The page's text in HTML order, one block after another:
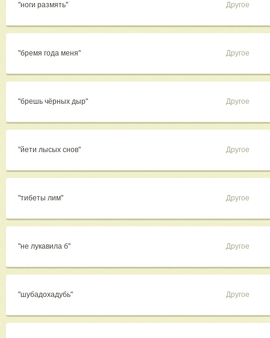
"ноги размять" Другое
"бремя года меня" Другое
"брешь чёрных дыр" Другое
"йети лысых снов" Другое
"тибеты лим" Другое
"не лукавила б" Другое
"шубадохадубь" Другое